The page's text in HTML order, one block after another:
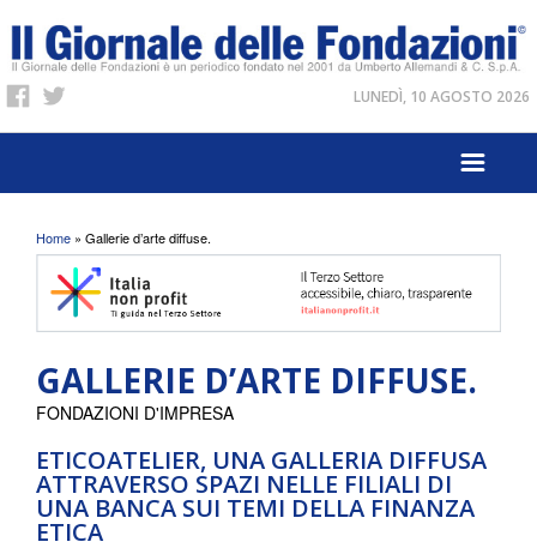
LUNEDÌ, 10 AGOSTO 2026
Tu sei qui
Home » Gallerie d’arte diffuse.
GALLERIE D’ARTE DIFFUSE.
ETICOATELIER, UNA GALLERIA DIFFUSA
ATTRAVERSO SPAZI NELLE FILIALI DI
UNA BANCA SUI TEMI DELLA FINANZA
ETICA
FONDAZIONI D'IMPRESA